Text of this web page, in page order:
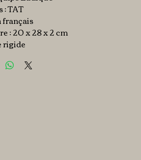
TAT
français
: 20 x 28 x 2 cm
rigide